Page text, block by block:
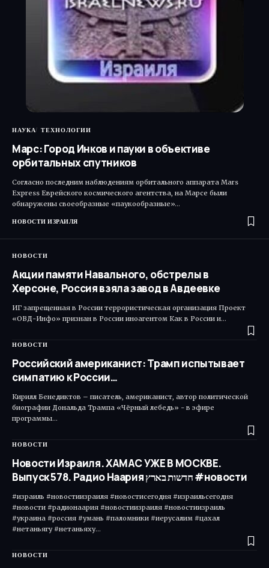
НАУКА ТЕХНОЛОГИИ
Марс: Город Инков и пауки в объективе
орбитальных спутников
Согласно последним наблюдениям орбитального аппарата Mars
Express Еврейского космического агентства, на Марсе были
обнаружены своеобразные «паукообразные»…
НОВОСТИ ИЗРАИЛЯ
НОВОСТИ
Акции памяти Навального, обстрелы в
Херсоне, Россия взяла завод в Авдеевке
ИГ запрещенная в России террористическая организация Проект
«ОВД-Инфо» признан в России иноагентом Как в России и…
НОВОСТИ
Российский американист: Трамп испытывает
симпатию к России…
Кирилл Бенедиктов – писатель, американист, автор политической
биографии Дональда Трампа «Чёрный лебедь» - в эфире
программы…
НОВОСТИ
Новости Израиля. ХАМАС УЖЕ В МОСКВЕ.
Выпуск 578. Радио Наария חדשות בארץ #новости
#израиль #новостиизраиля #новостисегодня #израильсегодня
#новости #радионаария #новостиизраиля #новостиизраиль
#украина #россия #умань #паломники #иерусалим #цахал
#нетаньягу #нетаньяху…
НОВОСТИ